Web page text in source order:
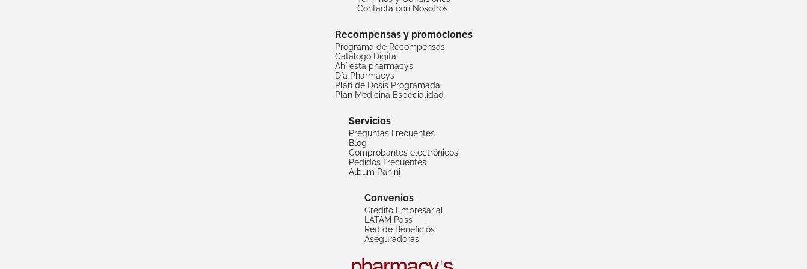
Contacta con Nosotros
Recompensas y promociones
Programa de Recompensas
Catálogo Digital
Ahí esta pharmacys
Día Pharmacys
Plan de Dosis Programada
Plan Medicina Especialidad
Servicios
Preguntas Frecuentes
Blog
Comprobantes electrónicos
Pedidos Frecuentes
Album Panini
Convenios
Crédito Empresarial
LATAM Pass
Red de Beneficios
Aseguradoras